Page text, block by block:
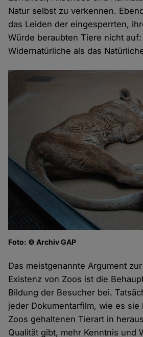
Natur selbst zu verkennen.
das Leiden der eingesperrten,
Würde beraubten Tiere nicht
Widernatürliche als das
Foto: © Archiv GAP
Das meistgenannte Argument
Existenz von Zoos ist die
Bildung der Besucher bei.
jeder Dokumentarfilm, wie es
Zoos gehaltenen Tierart in
Qualität gibt, mehr Kenntnis und
Cookies